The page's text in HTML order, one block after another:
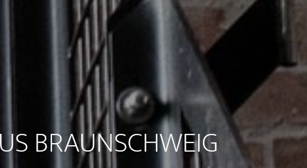
BRAUNSCHWEIG